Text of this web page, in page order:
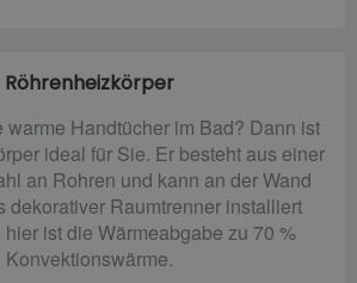
Röhrenheizkörper
warme Handtücher im Bad? Dann ist
ideal für Sie. Er besteht aus einer
an Rohren und kann an der Wand
dekorativer Raumtrenner installiert
ist die Wärmeabgabe zu 70 %
Konvektionswärme.